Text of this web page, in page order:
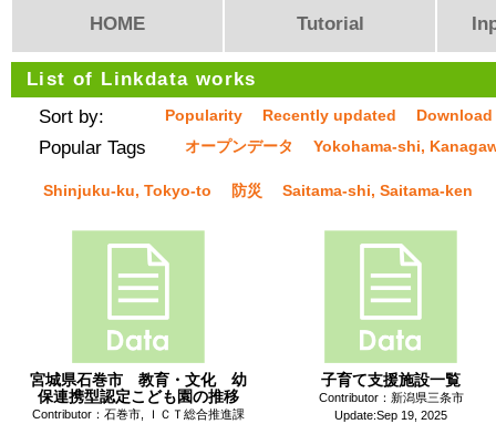
HOME Tutorial
List of Linkdata works
Sort by:
Popularity Recently updated
Popular Tags オープンデータ Yokohama-shi,
Shinjuku-ku, Tokyo-to 防災 Saitama-shi, Saitama-ken
宮城県石巻市 教育・文化 幼
保連携型認定こども園の推移
Contributor：石巻市, ＩＣＴ総合推進課
子育て支援施設一覧
Contributor：新潟県三条市
Update:Sep 19, 2025